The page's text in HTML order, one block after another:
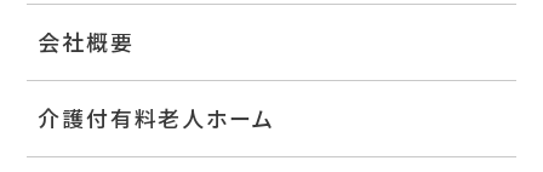
会社概要
介護付有料老人ホーム